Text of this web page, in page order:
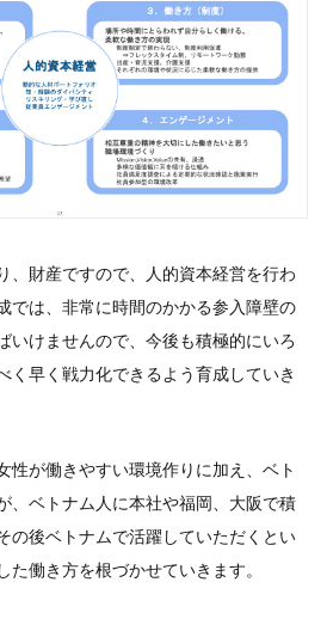
、財産ですので、人的資本経営を行わ
では、非常に時間のかかる参入障壁の
いけませんので、今後も積極的にいろ
く早く戦力化できるよう育成していき
性が働きやすい環境作りに加え、ベト
、ベトナム人に本社や福岡、大阪で積
の後ベトナムで活躍していただくとい
た働き方を根づかせていきます。